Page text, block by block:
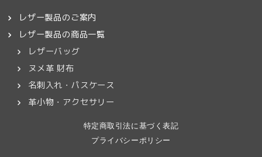
レザー製品のご案内
レザー製品の商品一覧
レザーバッグ
ヌメ革 財布
名刺入れ・パスケース
革小物・アクセサリー
特定商取引法に基づく表記
プライバシーポリシー